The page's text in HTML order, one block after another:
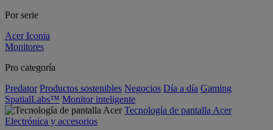
Por serie
Acer Iconia
Monitores
Pro categoría
Predator Productos sostenibles Negocios Día a día Gaming
SpatialLabs™ Monitor inteligente
Tecnología de pantalla Acer
Electrónica y accesorios